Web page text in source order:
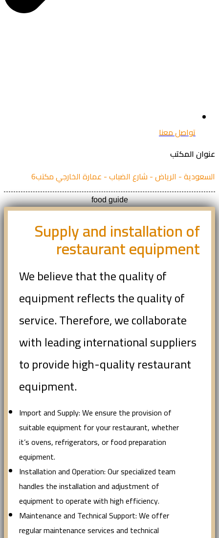
تواصل معنا
المكتب
- الرياض - شارع الضباب - عمارة الخارجي مكتب6
food guide
Supply and installation of
restaurant equipment
We believe that the quality of
equipment reflects the quality of
service. Therefore, we collaborate
with leading international suppliers
to provide high-quality restaurant
equipment.
Import and Supply: We ensure the provision of
suitable equipment for your restaurant, whether
it’s ovens, refrigerators, or food preparation
equipment.
Installation and Operation: Our specialized team
handles the installation and adjustment of
equipment to operate with high efficiency.
Maintenance and Technical Support: We offer
regular maintenance services and technical